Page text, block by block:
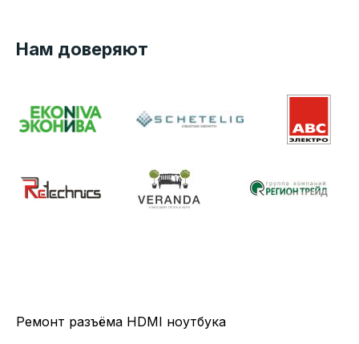
Нам доверяют
Ремонт разъёма HDMI ноутбука